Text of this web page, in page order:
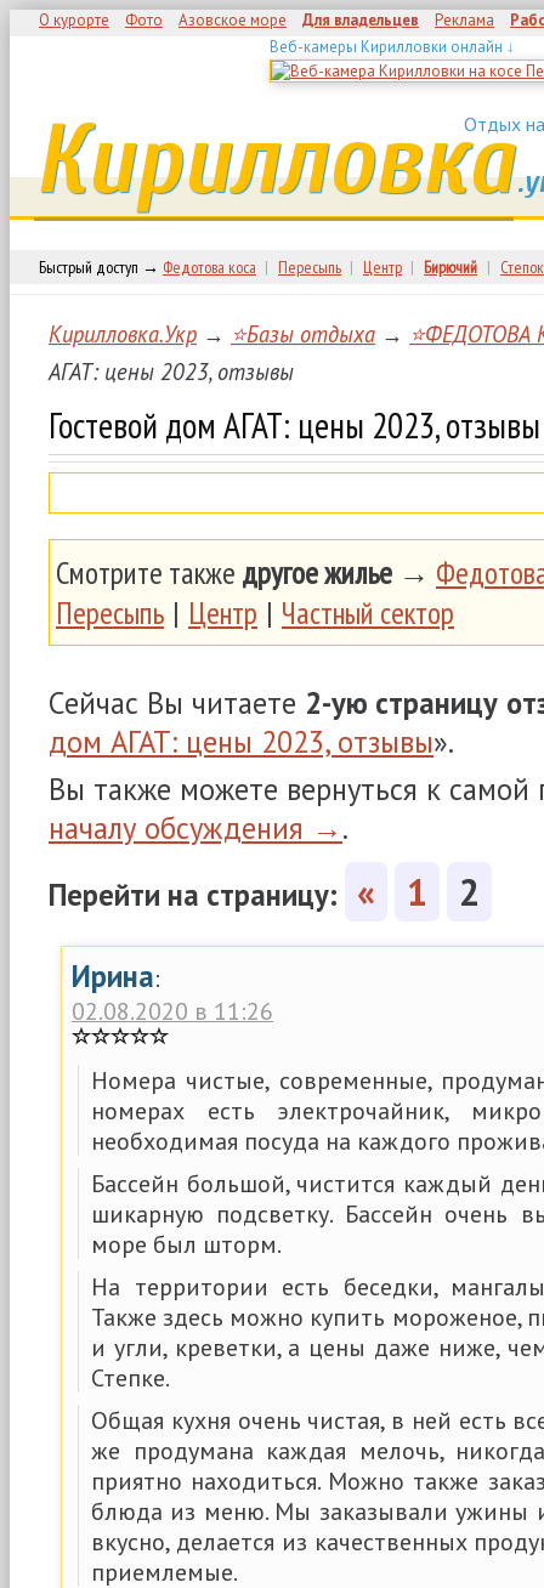
О курорте Фото Азовское море Для владельцев Реклама
Веб-камеры Кирилловки онлайн ↓
Отдых
Кирилловка
Быстрый доступ → Федотова коса | Пересыпь | Центр | Бирючий | Степок
Кирилловка.Укр → ⭐Базы отдыха → ⭐ФЕДОТОВА
АГАТ: цены 2023, отзывы
Гостевой дом АГАТ: цены 2023, отзывы
Смотрите также другое жилье →
Пересыпь | Центр | Частный сектор
Сейчас Вы читаете 2-ую страницу
дом АГАТ: цены 2023, отзывы».
Вы также можете вернуться к самой
началу обсуждения →.
Перейти на страницу: « 1 2
Ирина:
02.08.2020 в 11:26
Номера чистые, современные,
номерах есть электрочайник,
необходимая посуда на каждого
Бассейн большой, чистится каждый
шикарную подсветку. Бассейн очень
море был шторм.
На территории есть беседки,
Также здесь можно купить мороженое,
и угли, креветки, а цены даже ниже,
Степке.
Общая кухня очень чистая, в ней есть
же продумана каждая мелочь,
приятно находиться. Можно также
блюда из меню. Мы заказывали ужины
вкусно, делается из качественных
приемлемые.